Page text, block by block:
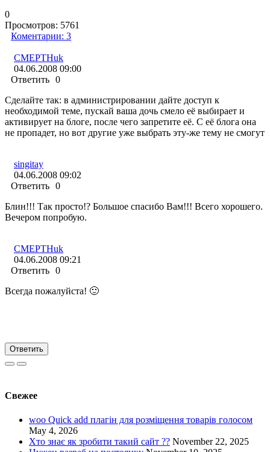
0
Просмотров: 5761
Коментарии: 3
CMEPTHuk
04.06.2008 09:00
Ответить 0
Сделайте так: в администрировании дайте доступ к
необходимой теме, пускай ваша дочь смело её выбирает и
активирует на блоге, после чего запретите её. С её блога она
не пропадет, но вот другие уже выбрать эту-же тему не смогут
singitay
04.06.2008 09:02
Ответить 0
Блин!!! Так просто!? Большое спасибо Вам!!! Всего хорошего.
Вечером попробую.
CMEPTHuk
04.06.2008 09:21
Ответить 0
Всегда пожалуйста! 🙂
Ответить
Свежее
woo Quick add плагін для розміщення товарів голосом
May 4, 2026
Хто знає як зробити такий сайт ?? November 22, 2025